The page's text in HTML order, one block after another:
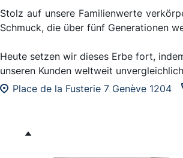
Stolz auf unsere Familienwerte
Schmuck, die über fünf Generationen
Heute setzen wir dieses Erbe fort,
unseren Kunden weltweit
Place de la Fusterie 7 Genève 1204